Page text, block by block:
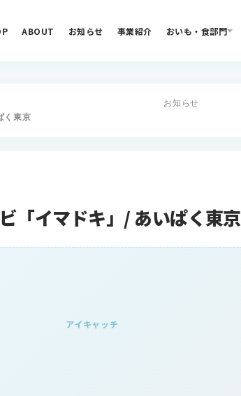
ABOUT お知らせ 事業紹介 おいも・食部門
お知らせ
く東京
「イマドキ」/ あいぱく東京
アイキャッチ